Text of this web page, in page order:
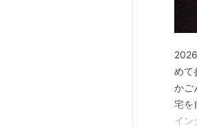
めて
かご
宅を
イン